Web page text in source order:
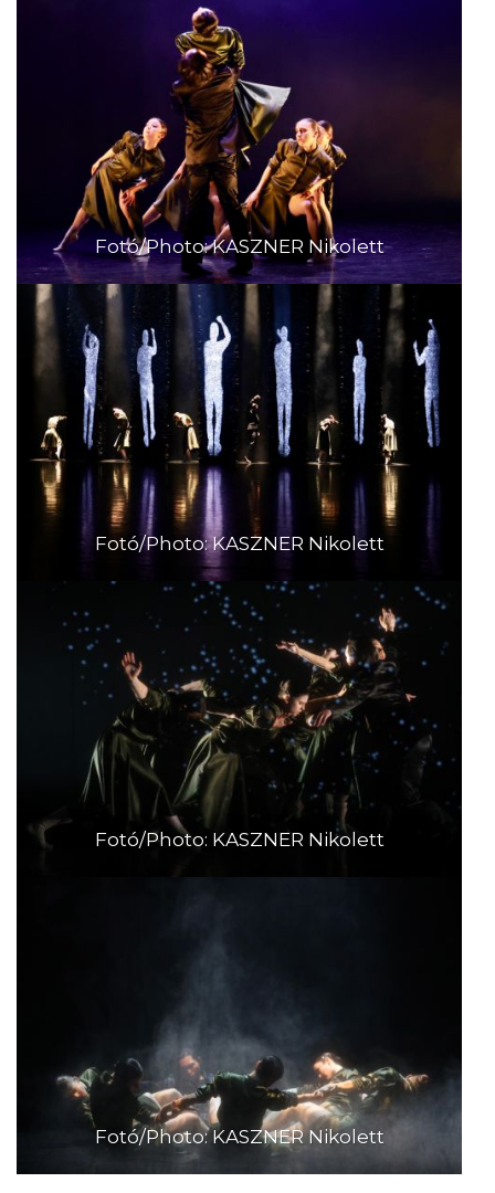
Fotó/Photo: KASZNER Nikolett
Fotó/Photo: KASZNER Nikolett
Fotó/Photo: KASZNER Nikolett
Fotó/Photo: KASZNER Nikolett